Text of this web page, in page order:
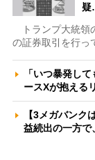
トランプ大統領
の証券取引を行っ
「いつ暴発し
ースXが抱える
【3メガバンク
益続出の一方